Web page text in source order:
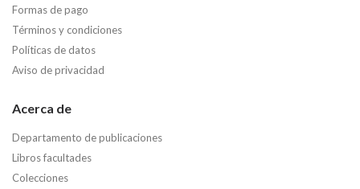
Formas de pago
Términos y condiciones
Políticas de datos
Aviso de privacidad
Acerca de
Departamento de publicaciones
Libros facultades
Colecciones